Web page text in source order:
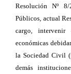
Resolución Nº
Públicos, actual
cargo,
económicas
la Sociedad Civil
demás